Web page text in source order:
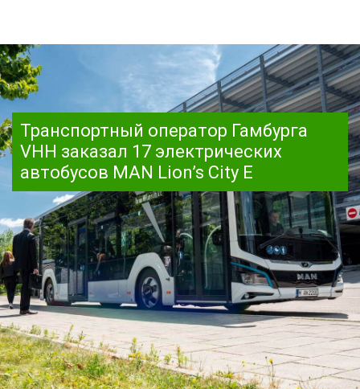
Транспортный оператор Гамбурга
VHH заказал 17 электрических
автобусов MAN Lion’s City E